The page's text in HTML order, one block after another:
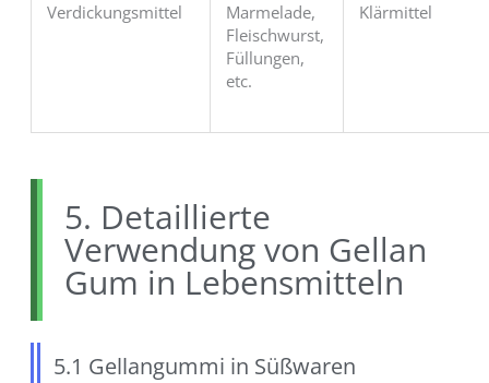
Verdickungsmittel
Marmelade,
Fleischwurst,
Füllungen,
etc.
Klärmittel
5. Detaillierte
Verwendung von Gellan
Gum in Lebensmitteln
5.1 Gellangummi in Süßwaren